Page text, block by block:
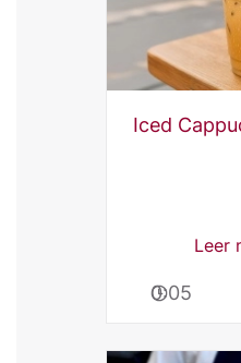
Iced
Leer
0:05